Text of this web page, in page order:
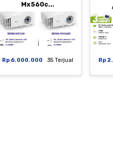
Mx560c...
Rp 6.000.000 35 Terjual Rp